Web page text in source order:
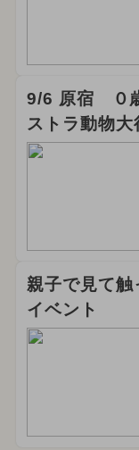
9/6 原宿 ０
ストラ動物大
親子で見て
イベント